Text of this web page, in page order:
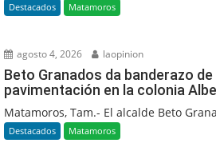
Destacados Matamoros
agosto 4, 2026 laopinion
Beto Granados da banderazo
pavimentación en la colonia
Matamoros, Tam.- El alcalde Beto
Destacados Matamoros